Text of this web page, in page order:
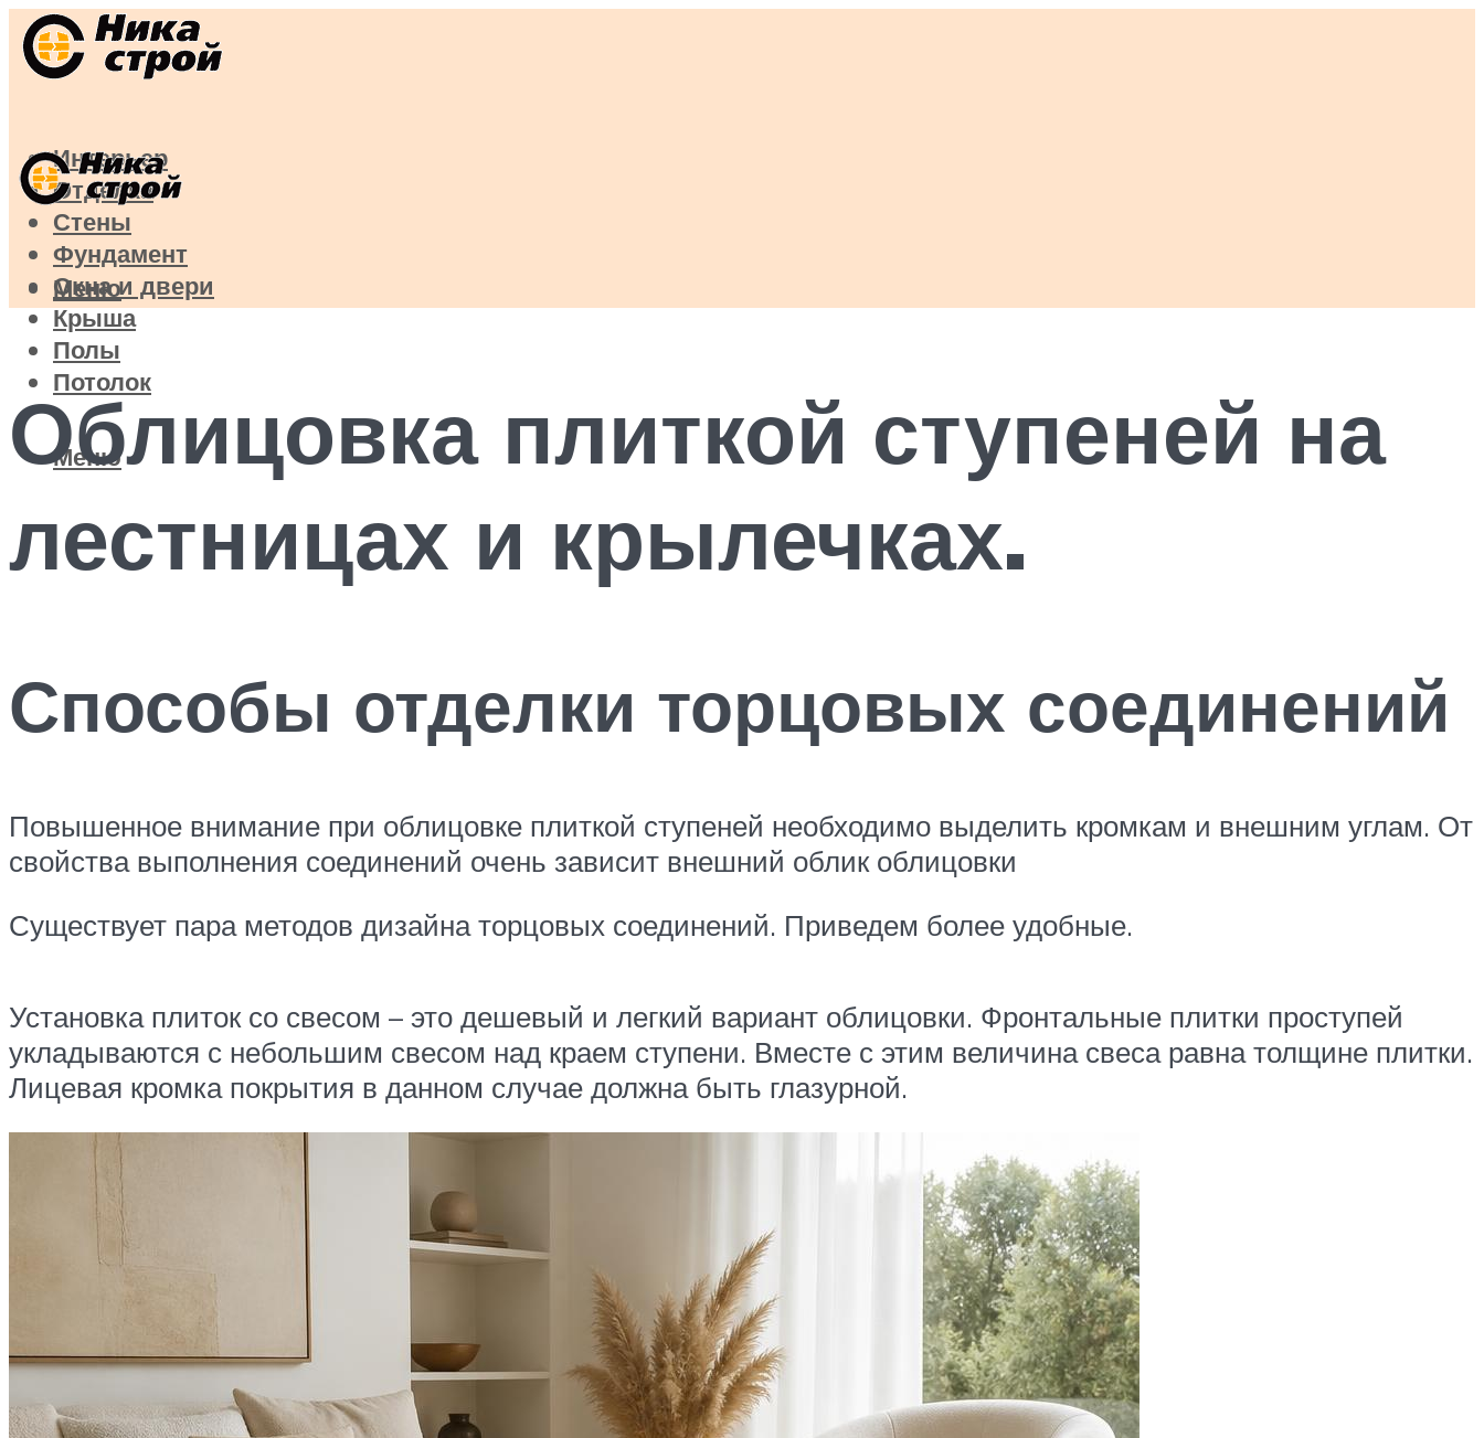
Интерьер
Отделка
Стены
Фундамент
Окна и двери
Крыша
Полы
Потолок
Меню
Меню
Облицовка плиткой ступеней на
лестницах и крылечках.
Способы отделки торцовых соединений
Повышенное внимание при облицовке плиткой ступеней необходимо выделить кромкам и внешним углам. От
свойства выполнения соединений очень зависит внешний облик облицовки
Существует пара методов дизайна торцовых соединений. Приведем более удобные.
Установка плиток со свесом – это дешевый и легкий вариант облицовки. Фронтальные плитки проступей
укладываются с небольшим свесом над краем ступени. Вместе с этим величина свеса равна толщине плитки.
Лицевая кромка покрытия в данном случае должна быть глазурной.